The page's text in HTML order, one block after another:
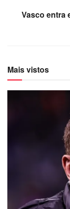
Vasco entra
Mais vistos